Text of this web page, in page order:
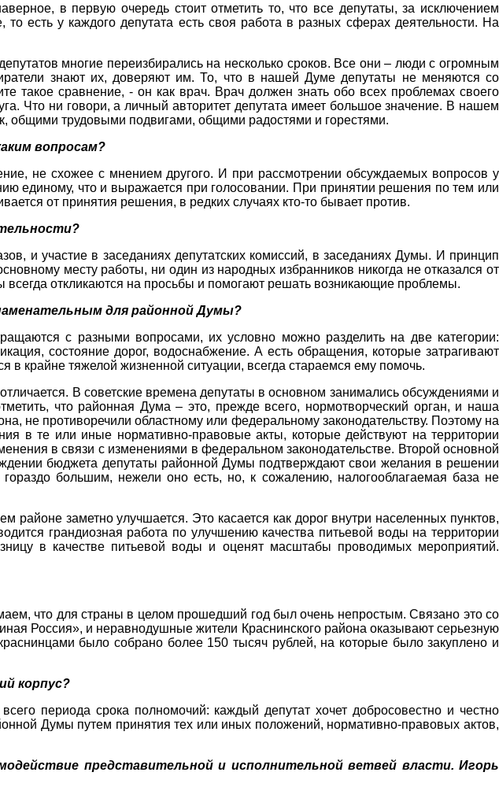
в первую очередь стоит отметить то, что все депутаты, за исключением
есть у каждого депутата есть своя работа в разных сферах деятельности. На
многие переизбирались на несколько сроков. Все они – люди с огромным
знают их, доверяют им. То, что в нашей Думе депутаты не меняются со
такое сравнение, - он как врач. Врач должен знать обо всех проблемах своего
Что ни говори, а личный авторитет депутата имеет большое значение. В нашем
общими трудовыми подвигами, общими радостями и горестями.
вопросам?
не схожее с мнением другого. И при рассмотрении обсуждаемых вопросов у
единому, что и выражается при голосовании. При принятии решения по тем или
от принятия решения, в редких случаях кто-то бывает против.
и участие в заседаниях депутатских комиссий, в заседаниях Думы. И принцип
месту работы, ни один из народных избранников никогда не отказался от
всегда откликаются на просьбы и помогают решать возникающие проблемы.
для районной Думы?
с разными вопросами, их условно можно разделить на две категории:
состояние дорог, водоснабжение. А есть обращения, которые затрагивают
в крайне тяжелой жизненной ситуации, всегда стараемся ему помочь.
В советские времена депутаты в основном занимались обсуждениями и
что районная Дума – это, прежде всего, нормотворческий орган, и наша
не противоречили областному или федеральному законодательству. Поэтому на
в те или иные нормативно-правовые акты, которые действуют на территории
в связи с изменениями в федеральном законодательстве. Второй основной
бюджета депутаты районной Думы подтверждают свои желания в решении
большим, нежели оно есть, но, к сожалению, налогооблагаемая база не
заметно улучшается. Это касается как дорог внутри населенных пунктов,
грандиозная работа по улучшению качества питьевой воды на территории
в качестве питьевой воды и оценят масштабы проводимых мероприятий.
что для страны в целом прошедший год был очень непростым. Связано это со
Россия», и неравнодушные жители Краснинского района оказывают серьезную
было собрано более 150 тысяч рублей, на которые было закуплено и
корпус?
периода срока полномочий: каждый депутат хочет добросовестно и честно
Думы путем принятия тех или иных положений, нормативно-правовых актов,
представительной и исполнительной ветвей власти. Игорь